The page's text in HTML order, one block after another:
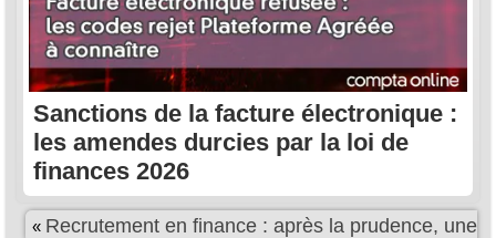
Sanctions de la facture électronique :
les amendes durcies par la loi de
finances 2026
« Recrutement en finance : après la prudence, une